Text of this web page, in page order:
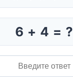
6 + 4 = ?